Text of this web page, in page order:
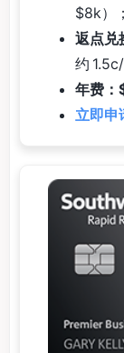
$8k）
返点兑
约
年费：
立即申